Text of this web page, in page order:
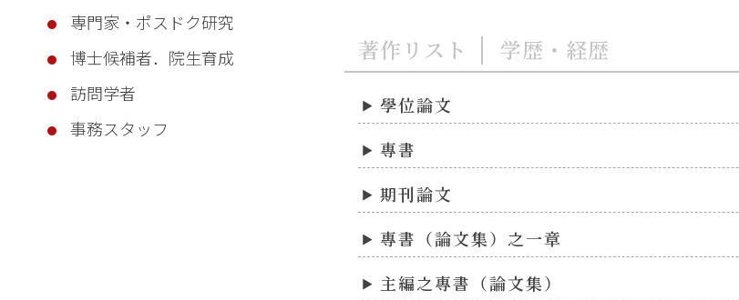
専門家・ポスドク研究
博士候補者．院生育成
訪問学者
事務スタッフ
著作リスト 学歴・経歴
學位論文
專書
期刊論文
專書（論文集）之一章
主編之專書（論文集）